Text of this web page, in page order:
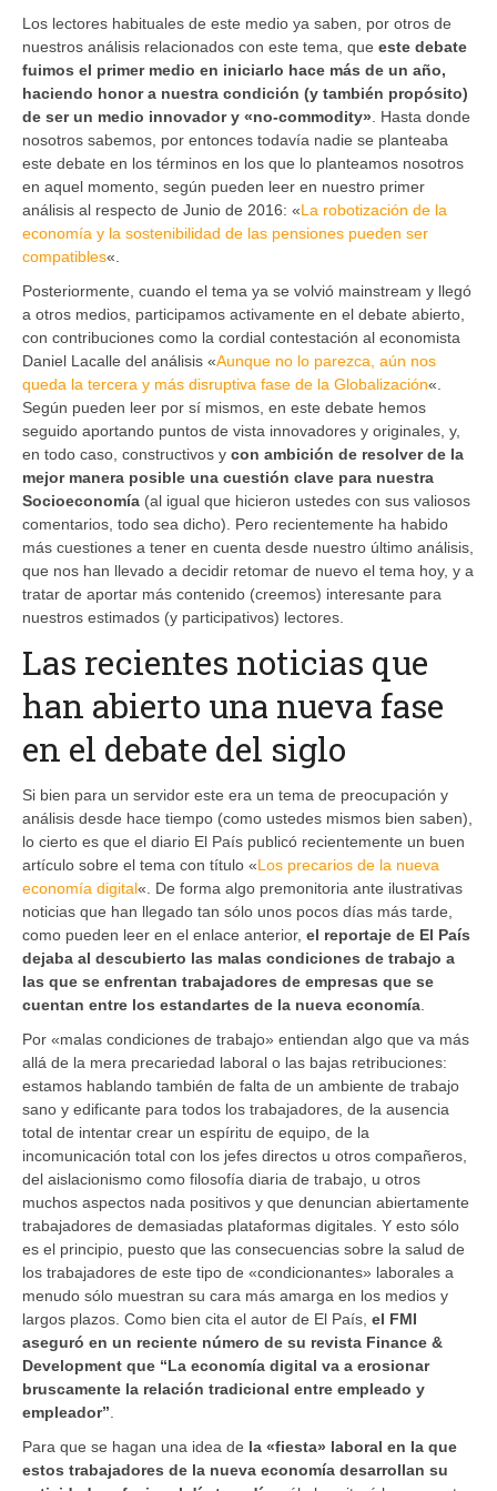
Los lectores habituales de este medio ya saben, por otros de
nuestros análisis relacionados con este tema, que este debate
fuimos el primer medio en iniciarlo hace más de un año,
haciendo honor a nuestra condición (y también propósito)
de ser un medio innovador y «no-commodity» . Hasta donde
nosotros sabemos, por entonces todavía nadie se planteaba
este debate en los términos en los que lo planteamos nosotros
en aquel momento, según pueden leer en nuestro primer
análisis al respecto de Junio de 2016: «La robotización de la
economía y la sostenibilidad de las pensiones pueden ser
compatibles«.
Posteriormente, cuando el tema ya se volvió mainstream y llegó
a otros medios, participamos activamente en el debate abierto,
con contribuciones como la cordial contestación al economista
Daniel Lacalle del análisis «Aunque no lo parezca, aún nos
queda la tercera y más disruptiva fase de la Globalización«.
Según pueden leer por sí mismos, en este debate hemos
seguido aportando puntos de vista innovadores y originales, y,
en todo caso, constructivos y con ambición de resolver de la
mejor manera posible una cuestión clave para nuestra
Socioeconomía (al igual que hicieron ustedes con sus valiosos
comentarios, todo sea dicho). Pero recientemente ha habido
más cuestiones a tener en cuenta desde nuestro último análisis,
que nos han llevado a decidir retomar de nuevo el tema hoy, y a
tratar de aportar más contenido (creemos) interesante para
nuestros estimados (y participativos) lectores.
Las recientes noticias que
han abierto una nueva fase
en el debate del siglo
Si bien para un servidor este era un tema de preocupación y
análisis desde hace tiempo (como ustedes mismos bien saben),
lo cierto es que el diario El País publicó recientemente un buen
artículo sobre el tema con título «Los precarios de la nueva
economía digital«. De forma algo premonitoria ante ilustrativas
noticias que han llegado tan sólo unos pocos días más tarde,
como pueden leer en el enlace anterior, el reportaje de El País
dejaba al descubierto las malas condiciones de trabajo a
las que se enfrentan trabajadores de empresas que se
cuentan entre los estandartes de la nueva economía
Por «malas condiciones de trabajo» entiendan algo que va más
allá de la mera precariedad laboral o las bajas retribuciones:
estamos hablando también de falta de un ambiente de trabajo
sano y edificante para todos los trabajadores, de la ausencia
total de intentar crear un espíritu de equipo, de la
incomunicación total con los jefes directos u otros compañeros,
del aislacionismo como filosofía diaria de trabajo, u otros
muchos aspectos nada positivos y que denuncian abiertamente
trabajadores de demasiadas plataformas digitales. Y esto sólo
es el principio, puesto que las consecuencias sobre la salud de
los trabajadores de este tipo de «condicionantes» laborales a
menudo sólo muestran su cara más amarga en los medios y
largos plazos. Como bien cita el autor de El País, el FMI
aseguró en un reciente número de su revista Finance &
Development que “La economía digital va a erosionar
bruscamente la relación tradicional entre empleado y
empleador”
Para que se hagan una idea de la «fiesta» laboral en la que
estos trabajadores de la nueva economía desarrollan su